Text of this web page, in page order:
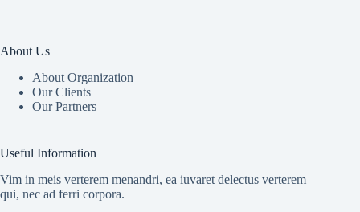
About Us
About Organization
Our Clients
Our Partners
Useful Information
Vim in meis verterem menandri, ea iuvaret delectus verterem
qui, nec ad ferri corpora.